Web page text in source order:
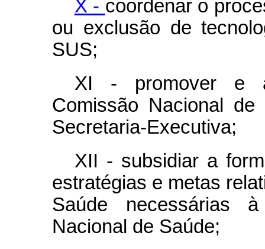
X - coordenar o
ou exclusão de
SUS;
XI - promover e
Comissão Nacional
Secretaria-Executiva;
XII - subsidiar a
estratégias e metas
Saúde necessárias
Nacional de Saúde;